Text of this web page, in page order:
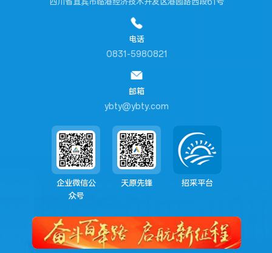
电话
0831-5980821
邮箱
ybty@ybty.com
企业微信公
众号
天原先锋 招采平台